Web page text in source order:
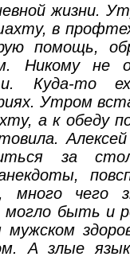
жизни.
в
помощь,
Никому не
Куда-то
Утром
а к обеду
Алексей
за
много чего
могло быть и
А злые